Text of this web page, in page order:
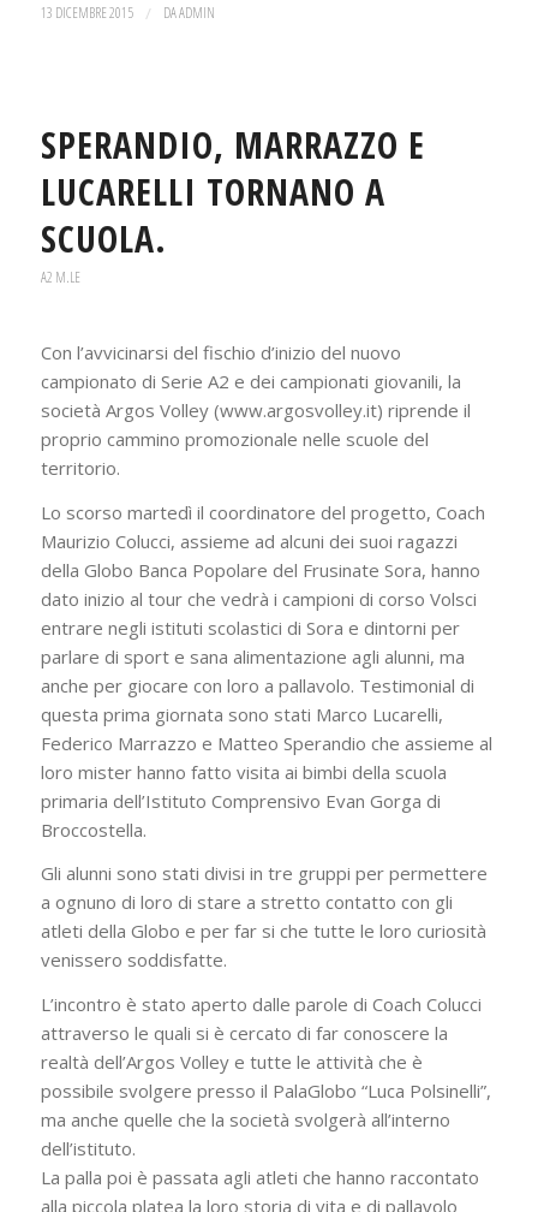
13 DICEMBRE 2015 / DAADMIN
SPERANDIO, MARRAZZO E
LUCARELLI TORNANO A
SCUOLA.
A2 M.LE
Con l’avvicinarsi del fischio d’inizio del nuovo
campionato di Serie A2 e dei campionati giovanili, la
società Argos Volley (www.argosvolley.it) riprende il
proprio cammino promozionale nelle scuole del
territorio.
Lo scorso martedì il coordinatore del progetto, Coach
Maurizio Colucci, assieme ad alcuni dei suoi ragazzi
della Globo Banca Popolare del Frusinate Sora, hanno
dato inizio al tour che vedrà i campioni di corso Volsci
entrare negli istituti scolastici di Sora e dintorni per
parlare di sport e sana alimentazione agli alunni, ma
anche per giocare con loro a pallavolo. Testimonial di
questa prima giornata sono stati Marco Lucarelli,
Federico Marrazzo e Matteo Sperandio che assieme al
loro mister hanno fatto visita ai bimbi della scuola
primaria dell’Istituto Comprensivo Evan Gorga di
Broccostella.
Gli alunni sono stati divisi in tre gruppi per permettere
a ognuno di loro di stare a stretto contatto con gli
atleti della Globo e per far si che tutte le loro curiosità
venissero soddisfatte.
L’incontro è stato aperto dalle parole di Coach Colucci
attraverso le quali si è cercato di far conoscere la
realtà dell’Argos Volley e tutte le attività che è
possibile svolgere presso il PalaGlobo “Luca Polsinelli”,
ma anche quelle che la società svolgerà all’interno
dell’istituto.
La palla poi è passata agli atleti che hanno raccontato
alla piccola platea la loro storia di vita e di pallavolo